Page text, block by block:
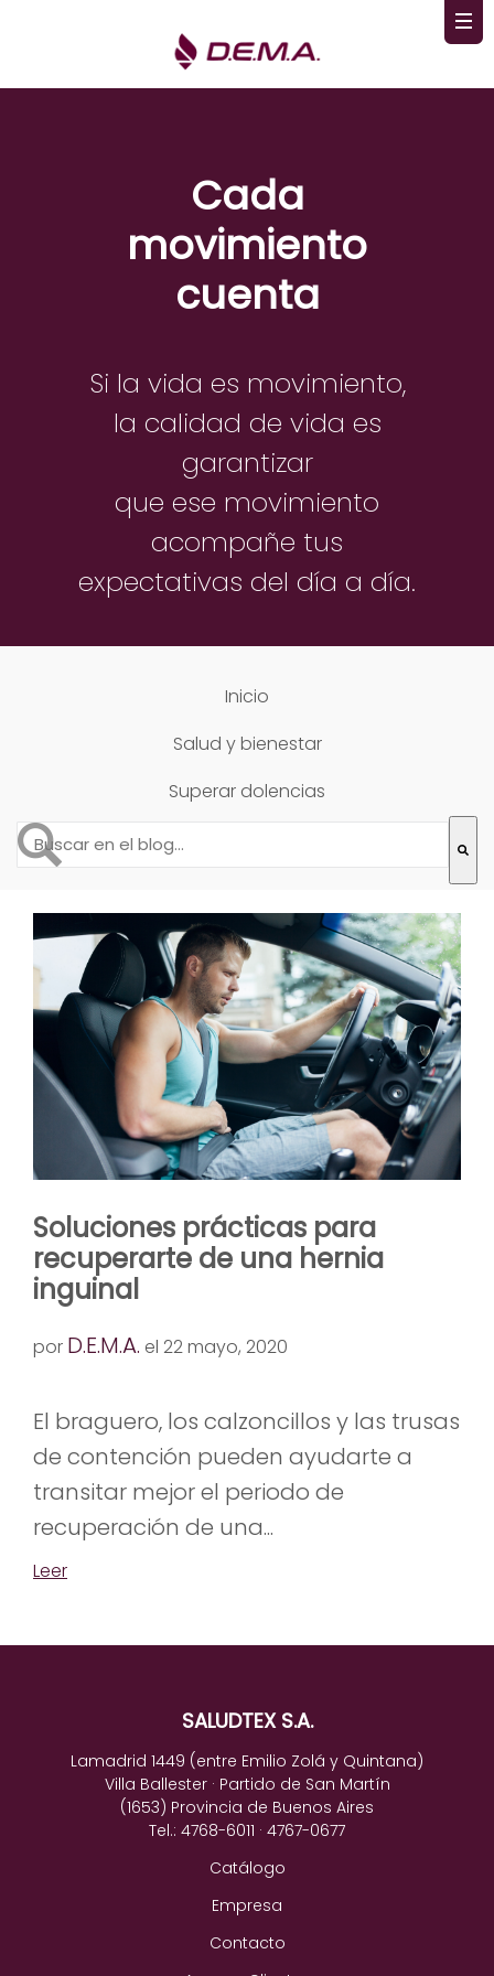
Cada
movimiento
cuenta
Si la vida es movimiento,
la calidad de vida es
garantizar
que ese movimiento
acompañe tus
expectativas del día a día.
Inicio
Salud y bienestar
Superar dolencias
Esto es un campo de búsqueda con una función de
Soluciones prácticas para
recuperarte de una hernia
inguinal
por D.E.M.A. el 22 mayo, 2020
El braguero, los calzoncillos y las trusas
de contención pueden ayudarte a
transitar mejor el periodo de
recuperación de una...
Leer
SALUDTEX S.A.
Lamadrid 1449 (entre Emilio Zolá y Quintana)
Villa Ballester · Partido de San Martín
(1653) Provincia de Buenos Aires
Tel.: 4768-6011 · 4767-0677
Catálogo
Empresa
Contacto